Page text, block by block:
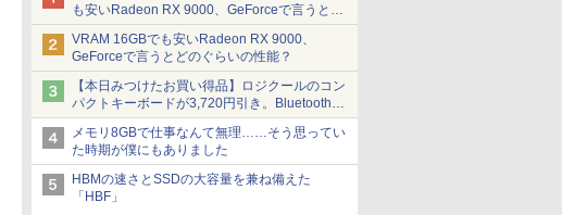
も安いRadeon RX 9000、GeForceで言うとど
のぐらいの性能？ - PC Watch
VRAM 16GBでも安いRadeon RX 9000、
GeForceで言うとどのぐらいの性能？
【本日みつけたお買い得品】ロジクールのコン
パクトキーボードが3,720円引き。Bluetoothで3
台接続対応
メモリ8GBで仕事なんて無理……そう思ってい
た時期が僕にもありました
HBMの速さとSSDの大容量を兼ね備えた
「HBF」